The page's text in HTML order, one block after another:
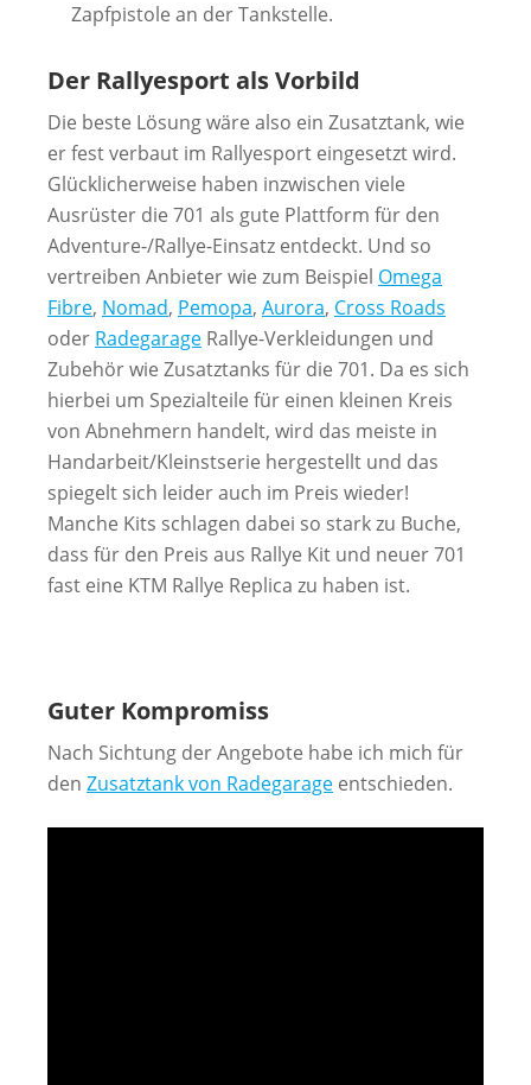
Zapfpistole an der Tankstelle.
Der Rallyesport als Vorbild
Die beste Lösung wäre also ein Zusatztank, wie
er fest verbaut im Rallyesport eingesetzt wird.
Glücklicherweise haben inzwischen viele
Ausrüster die 701 als gute Plattform für den
Adventure-/Rallye-Einsatz entdeckt. Und so
vertreiben Anbieter wie zum Beispiel Omega
Fibre, Nomad, Pemopa, Aurora, Cross Roads
oder Radegarage Rallye-Verkleidungen und
Zubehör wie Zusatztanks für die 701. Da es sich
hierbei um Spezialteile für einen kleinen Kreis
von Abnehmern handelt, wird das meiste in
Handarbeit/Kleinstserie hergestellt und das
spiegelt sich leider auch im Preis wieder!
Manche Kits schlagen dabei so stark zu Buche,
dass für den Preis aus Rallye Kit und neuer 701
fast eine KTM Rallye Replica zu haben ist.
Guter Kompromiss
Nach Sichtung der Angebote habe ich mich für
den Zusatztank von Radegarage entschieden.